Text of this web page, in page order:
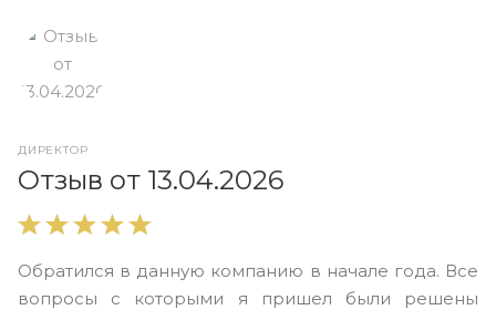
ДИРЕКТОР
Отзыв от 13.04.2026
Обратился в данную компанию в начале года. Все
вопросы с которыми я пришел были решены